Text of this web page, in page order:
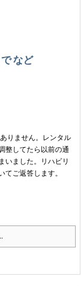
など
りません。 レンタル
整してたら以前の通
いました。
リハビリ
てご返答します。